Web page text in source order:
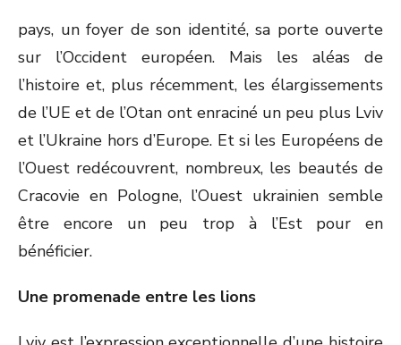
pays, un foyer de son identité, sa porte ouverte
sur l’Occident européen. Mais les aléas de
l’histoire et, plus récemment, les élargissements
de l’UE et de l’Otan ont enraciné un peu plus Lviv
et l’Ukraine hors d’Europe. Et si les Européens de
l’Ouest redécouvrent, nombreux, les beautés de
Cracovie en Pologne, l’Ouest ukrainien semble
être encore un peu trop à l’Est pour en
bénéficier.
Une promenade entre les lions